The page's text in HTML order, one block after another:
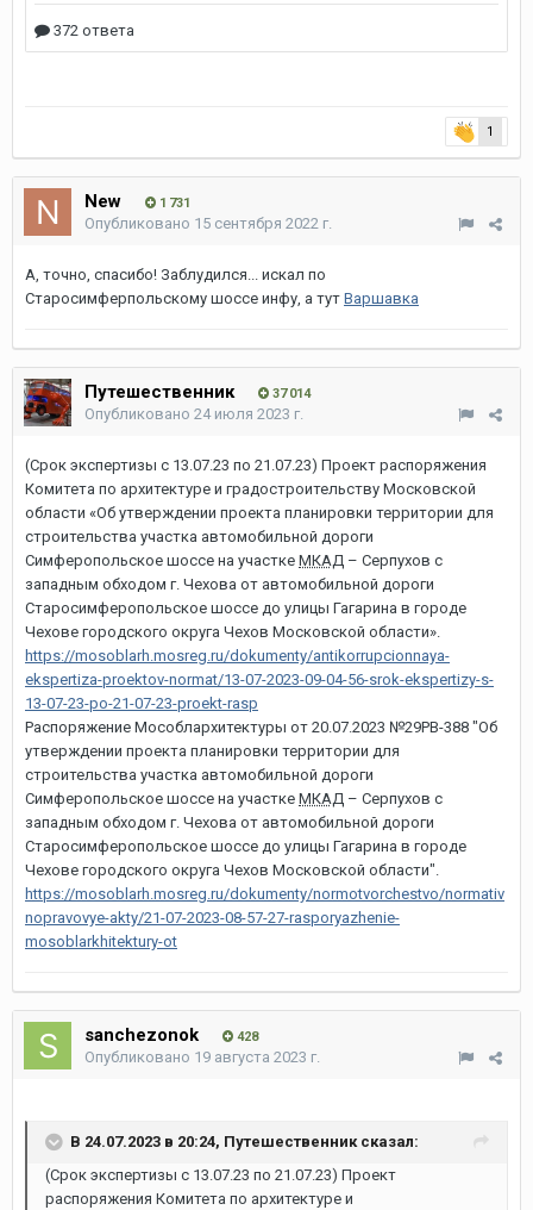
1
New 1 731
Опубликовано 15 сентября 2022 г.
А, точно, спасибо! Заблудился... искал по
Старосимферпольскому шоссе инфу, а тут Варшавка
Путешественник 37 014
Опубликовано 24 июля 2023 г.
(Срок экспертизы с 13.07.23 по 21.07.23) Проект распоряжения
Комитета по архитектуре и градостроительству Московской
области «Об утверждении проекта планировки территории для
строительства участка автомобильной дороги
Симферопольское шоссе на участке МКАД – Серпухов с
западным обходом г. Чехова от автомобильной дороги
Старосимферопольское шоссе до улицы Гагарина в городе
Чехове городского округа Чехов Московской области».
https://mosoblarh.mosreg.ru/dokumenty/antikorrupcionnaya-
ekspertiza-proektov-normat/13-07-2023-09-04-56-srok-ekspertizy-s-
13-07-23-po-21-07-23-proekt-rasp
Распоряжение Мособлархитектуры от 20.07.2023 №29РВ-388 "Об
утверждении проекта планировки территории для
строительства участка автомобильной дороги
Симферопольское шоссе на участке МКАД – Серпухов с
западным обходом г. Чехова от автомобильной дороги
Старосимферопольское шоссе до улицы Гагарина в городе
Чехове городского округа Чехов Московской области".
https://mosoblarh.mosreg.ru/dokumenty/normotvorchestvo/normativ
nopravovye-akty/21-07-2023-08-57-27-rasporyazhenie-
mosoblarkhitektury-ot
sanchezonok 428
Опубликовано 19 августа 2023 г.
В 24.07.2023 в 20:24, Путешественник сказал:
(Срок экспертизы с 13.07.23 по 21.07.23) Проект
распоряжения Комитета по архитектуре и